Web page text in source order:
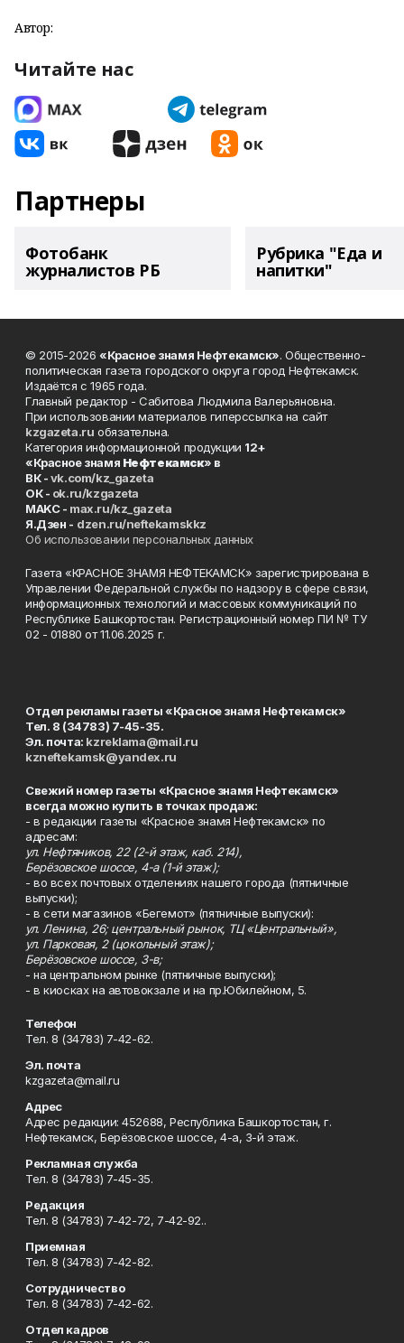
Автор:
Читайте нас
Партнеры
Фотобанк
журналистов РБ
Рубрика "Еда и
напитки"
© 2015-2026 «Красное знамя Нефтекамск». Общественно-
политическая газета городского округа город Нефтекамск.
Издаётся с 1965 года.
Главный редактор - Сабитова Людмила Валерьяновна.
При использовании материалов гиперссылка на сайт
kzgazeta.ru обязательна.
Категория информационной продукции 12+
«Красное знамя Нефтекамск» в
ВК -vk.com/kz_gazeta
ОК - ok.ru/kzgazeta
MAKC - max.ru/kz_gazeta
Я.Дзен - dzen.ru/neftekamskkz
Об использовании персональных данных
Газета «КРАСНОЕ ЗНАМЯ НЕФТЕКАМСК» зарегистрирована в
Управлении Федеральной службы по надзору в сфере связи,
информационных технологий и массовых коммуникаций по
Республике Башкортостан. Регистрационный номер ПИ № ТУ
02 - 01880 от 11.06.2025 г.
Отдел рекламы газеты «Красное знамя Нефтекамск»
Тел. 8 (34783) 7-45-35.
Эл. почта: kzreklama@mail.ru
kzneftekamsk@yandex.ru
Свежий номер газеты «Красное знамя Нефтекамск»
всегда можно купить в точках продаж:
- в редакции газеты «Красное знамя Нефтекамск» по
адресам:
ул. Нефтяников, 22 (2-й этаж, каб. 214),
Берёзовское шоссе, 4-а (1-й этаж);
- во всех почтовых отделениях нашего города (пятничные
выпуски);
- в сети магазинов «Бегемот» (пятничные выпуски):
ул. Ленина, 26; центральный рынок, ТЦ «Центральный»,
ул. Парковая, 2 (цокольный этаж);
Берёзовское шоссе, 3-в;
- на центральном рынке (пятничные выпуски);
- в киосках на автовокзале и на пр.Юбилейном, 5.
Телефон
Тел. 8 (34783) 7-42-62.
Эл. почта
kzgazeta@mail.ru
Адрес
Адрес редакции: 452688, Республика Башкортостан, г.
Нефтекамск, Берёзовское шоссе, 4-а, 3-й этаж.
Рекламная служба
Тел. 8 (34783) 7-45-35.
Редакция
Тел. 8 (34783) 7-42-72, 7-42-92..
Приемная
Тел. 8 (34783) 7-42-82.
Сотрудничество
Тел. 8 (34783) 7-42-62.
Отдел кадров